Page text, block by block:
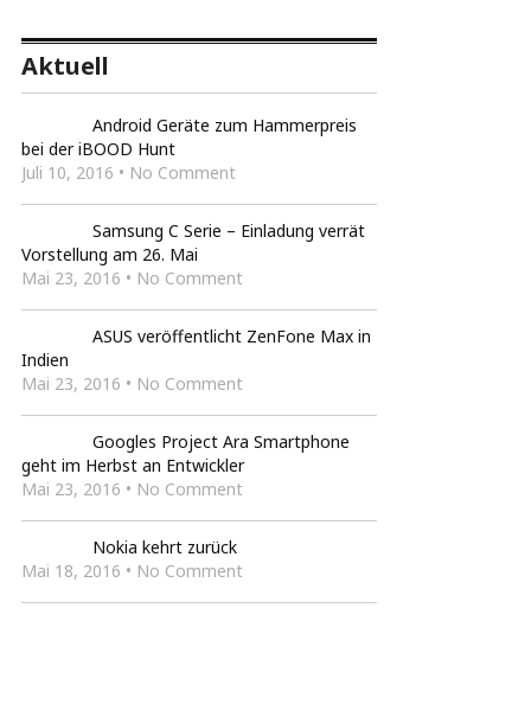
Aktuell
Android Geräte zum Hammerpreis
bei der iBOOD Hunt
Juli 10, 2016 • No Comment
Samsung C Serie – Einladung verrät
Vorstellung am 26. Mai
Mai 23, 2016 • No Comment
ASUS veröffentlicht ZenFone Max in
Indien
Mai 23, 2016 • No Comment
Googles Project Ara Smartphone
geht im Herbst an Entwickler
Mai 23, 2016 • No Comment
Nokia kehrt zurück
Mai 18, 2016 • No Comment